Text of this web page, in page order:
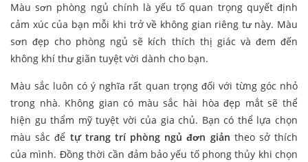
Màu sơn phòng ngủ chính là yếu tố quan trọng quyết định
cảm xúc của bạn mỗi khi trở về không gian riêng tư này. Màu
sơn đẹp cho phòng ngủ sẽ kích thích thị giác và đem đến
không khí thư giãn tuyệt vời dành cho bạn.
Màu sắc luôn có ý nghĩa rất quan trọng đối với từng góc nhỏ
trong nhà. Không gian có màu sắc hài hòa đẹp mắt sẽ thể
hiện gu thẩm mỹ tuyệt vời của gia chủ. Bạn có thể lựa chọn
màu sắc để tự trang trí phòng ngủ đơn giản theo sở thích
của mình. Đồng thời cần đảm bảo yếu tố phong thủy khi chọn